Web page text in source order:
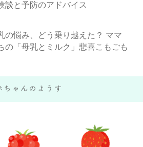
談と予防のアドバイス
の悩み、どう乗り越えた？ ママ
の「母乳とミルク」悲喜こもごも